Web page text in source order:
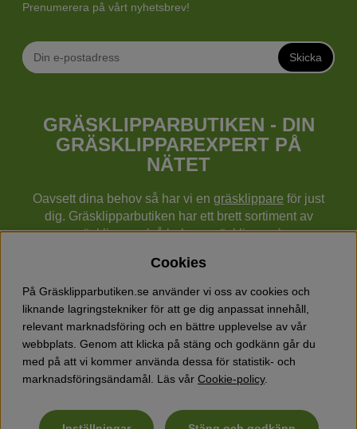
Prenumerera på vårt nyhetsbrev!
Skicka
GRÄSKLIPPARBUTIKEN - DIN
GRÄSKLIPPAREXPERT PÅ
NÄTET
Oavsett dina behov så har vi en gräsklippare för just
dig. Gräsklipparbutiken har ett brett sortiment av
gräsklippare (gå bakom gräsklippare),
cylindergräsklippare, traktorer mm från Husqvarna,
Klippo och Gardena.
Utöver gräsklippare finns också ett brett sortiment hos
Gräsklipparbutiken med skog & trädgårdsprodukter så
som grästrimmers, röjsågar, motorsågar, häcksaxar,
jordfräsar, lövblåsar, snöslungor, vertikalskärare, elverk,
skyddsutrustning, kläder, oljor, barnleksaker mm.
Cookies
På Gräsklipparbutiken.se använder vi oss av cookies och
liknande lagringstekniker för att ge dig anpassat innehåll,
relevant marknadsföring och en bättre upplevelse av vår
webbplats. Genom att klicka på stäng och godkänn går du
med på att vi kommer använda dessa för statistik- och
marknadsföringsändamål. Läs vår Cookie-policy.